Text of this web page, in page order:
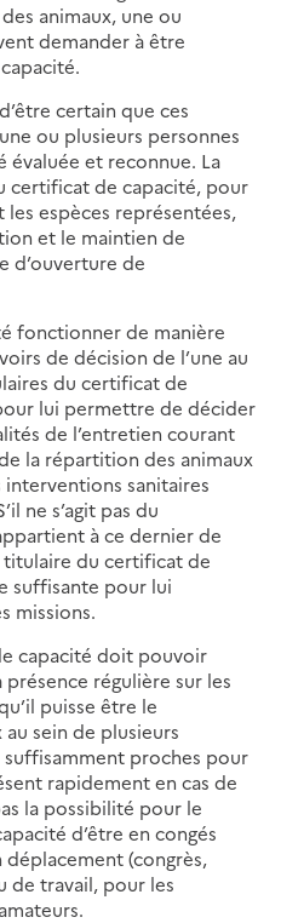
animaux, une ou
demander à être
certain que ces
ou plusieurs personnes
et reconnue. La
certificat de capacité, pour
espèces représentées,
et le maintien de
d’ouverture de
fonctionner de manière
de décision de l’une au
du certificat de
lui permettre de décider
de l’entretien courant
la répartition des animaux
sanitaires
ne s’agit pas du
à ce dernier de
titulaire du certificat de
suffisante pour lui
missions.
capacité doit pouvoir
régulière sur les
puisse être le
sein de plusieurs
suffisamment proches pour
rapidement en cas de
la possibilité pour le
d’être en congés
déplacement (congrès,
de travail, pour les